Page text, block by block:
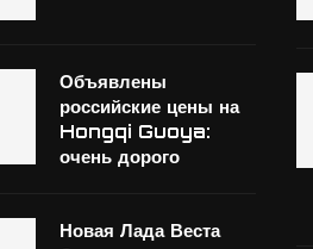
Объявлены
российские цены на
Hongqi Guoya:
очень дорого
Новая Лада Веста